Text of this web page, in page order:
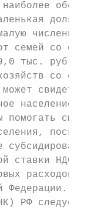
доля
семей со
тыс. руб.
со
население.
помогать
ставки НДС
расходов,
Федерации.
РФ